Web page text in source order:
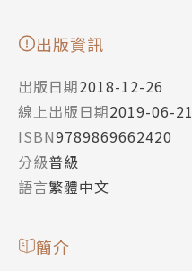
出版資訊
出版日期2018-12-26
線上出版日期2019-06-21
ISBN9789869662420
分級普級
語言繁體中文
簡介